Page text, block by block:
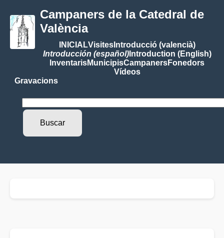
Campaners de la Catedral de
València
INICIALVisitesIntroducció (valencià)
Introducción (español)Introduction (English)
InventarisMunicipisCampanersFonedors
Vídeos
Gravacions